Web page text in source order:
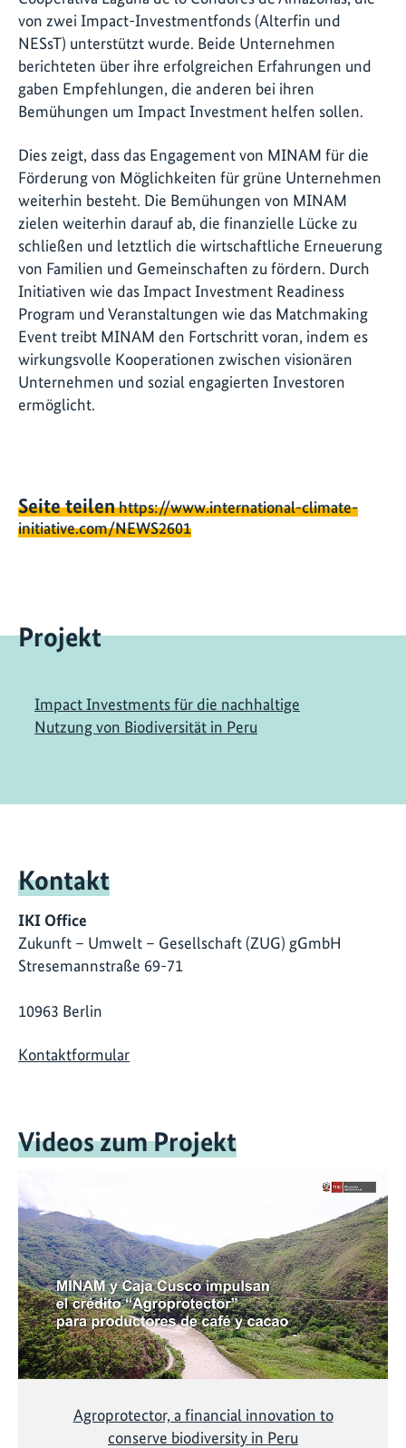
von zwei Impact-Investmentfonds (Alterfin und
NESsT) unterstützt wurde. Beide Unternehmen
berichteten über ihre erfolgreichen Erfahrungen und
gaben Empfehlungen, die anderen bei ihren
Bemühungen um Impact Investment helfen sollen.
Dies zeigt, dass das Engagement von MINAM für die
Förderung von Möglichkeiten für grüne Unternehmen
weiterhin besteht. Die Bemühungen von MINAM
zielen weiterhin darauf ab, die finanzielle Lücke zu
schließen und letztlich die wirtschaftliche Erneuerung
von Familien und Gemeinschaften zu fördern. Durch
Initiativen wie das Impact Investment Readiness
Program und Veranstaltungen wie das Matchmaking
Event treibt MINAM den Fortschritt voran, indem es
wirkungsvolle Kooperationen zwischen visionären
Unternehmen und sozial engagierten Investoren
ermöglicht.
Seite teilenhttps://www.international-climate-
initiative.com/NEWS2601
Projekt
Impact Investments für die nachhaltige
Nutzung von Biodiversität in Peru
Kontakt
IKI Office
Zukunft – Umwelt – Gesellschaft (ZUG) gGmbH
Stresemannstraße 69-71
10963 Berlin
Kontaktformular
Videos zum Projekt
Agroprotector, a financial innovation to
conserve biodiversity in Peru